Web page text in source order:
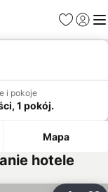
Ulubione
i pokoje
1 pokój.
Mapa
hotele